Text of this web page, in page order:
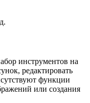
инструментов на
редактировать
функции
или создания